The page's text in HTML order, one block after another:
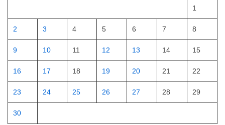
1
2 3 4 5 6 7 8
9 10 11 12 13 14 15
16 17 18 19 20 21 22
23 24 25 26 27 28 29
30